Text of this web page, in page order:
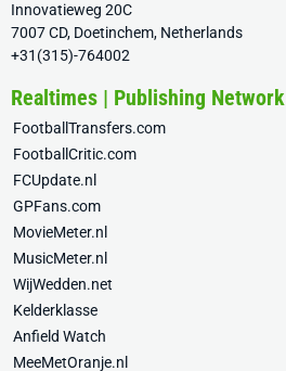
Innovatieweg 20C
7007 CD, Doetinchem, Netherlands
+31(315)-764002
Realtimes | Publishing Network
FootballTransfers.com
FootballCritic.com
FCUpdate.nl
GPFans.com
MovieMeter.nl
MusicMeter.nl
WijWedden.net
Kelderklasse
Anfield Watch
MeeMetOranje.nl